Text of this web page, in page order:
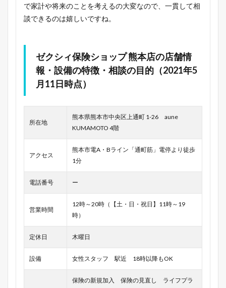
で家計や将来のことを考えるの大変なので、一貫して相
談できるのは嬉しいですね。
ゼクシィ保険ショップ 熊本店の店舗情
報・設備の特徴・相談の目的（2021年5
月11日時点）
所在地
熊本県熊本市中央区上通町 1-26 aune
KUMAMOTO 4階
アクセス
熊本市電A・Bライン「通町筋」電停より徒歩
1分
電話番号 ー
営業時間
12時～20時（【土・日・祝日】11時～19
時）
定休日 木曜日
設備 女性スタッフ 駅近 18時以降もOK
保険の新規加入 保険の見直し ライフプラ